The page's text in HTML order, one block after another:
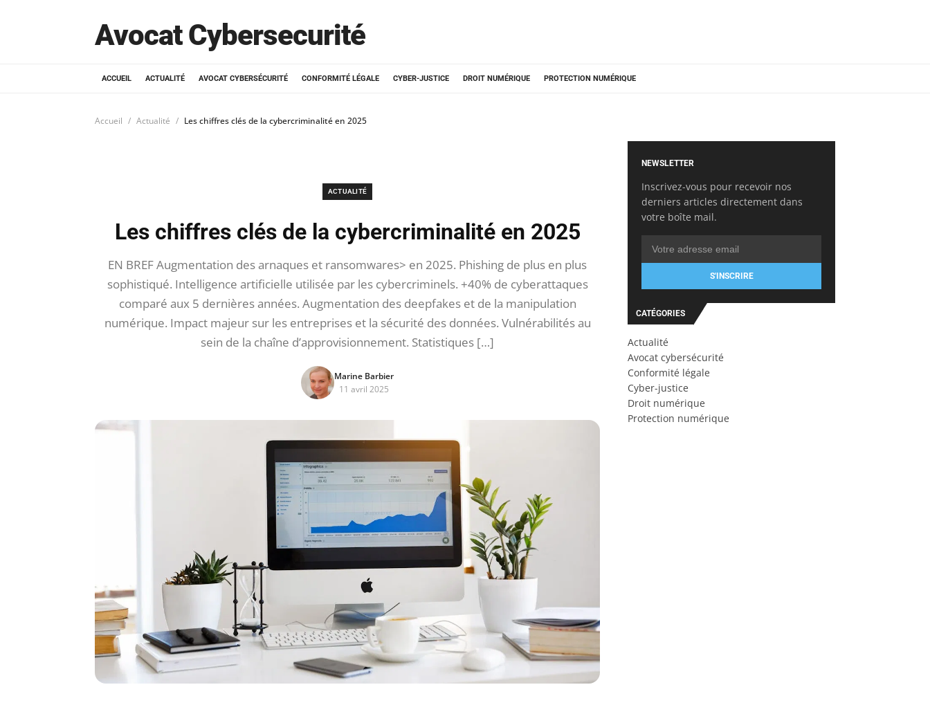
Avocat Cybersecurité
ACCUEIL ACTUALITÉ AVOCAT CYBERSÉCURITÉ CONFORMITÉ LÉGALE CYBER-JUSTICE DROIT NUMÉRIQUE PROTECTION NUMÉRIQUE
Accueil Actualité Les chiffres clés de la cybercriminalité en 2025
ACTUALITÉ
Les chiffres clés de la cybercriminalité en 2025
EN BREF Augmentation des arnaques et ransomwares> en 2025. Phishing de plus en plus
sophistiqué. Intelligence artificielle utilisée par les cybercriminels. +40% de cyberattaques
comparé aux 5 dernières années. Augmentation des deepfakes et de la manipulation
numérique. Impact majeur sur les entreprises et la sécurité des données. Vulnérabilités au
sein de la chaîne d’approvisionnement. Statistiques […]
Marine Barbier
11 avril 2025
NEWSLETTER
Inscrivez-vous pour recevoir nos
derniers articles directement dans
votre boîte mail.
S'INSCRIRE
CATÉGORIES
Actualité
Avocat cybersécurité
Conformité légale
Cyber-justice
Droit numérique
Protection numérique